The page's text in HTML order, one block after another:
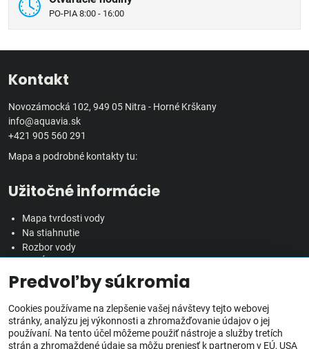
PO-PIA 8:00 - 16:00
Kontakt
Novozámocká 102, 949 05 Nitra - Horné Krškany
info@aquavia.sk
+421 905 560 291
Mapa a podrobné kontakty tu:
Užitočné informácie
Mapa tvrdosti vody
Na stiahnutie
Rozbor vody
Veľkoobchodná spolupráca
Všetko o nákupe
Obchodné podmienky
Predvoľby súkromia
Cookies používame na zlepšenie vašej návštevy tejto webovej
stránky, analýzu jej výkonnosti a zhromažďovanie údajov o jej
používaní. Na tento účel môžeme použiť nástroje a služby tretích
strán a zhromaždené údaje sa môžu preniesť k partnerom v EÚ, USA